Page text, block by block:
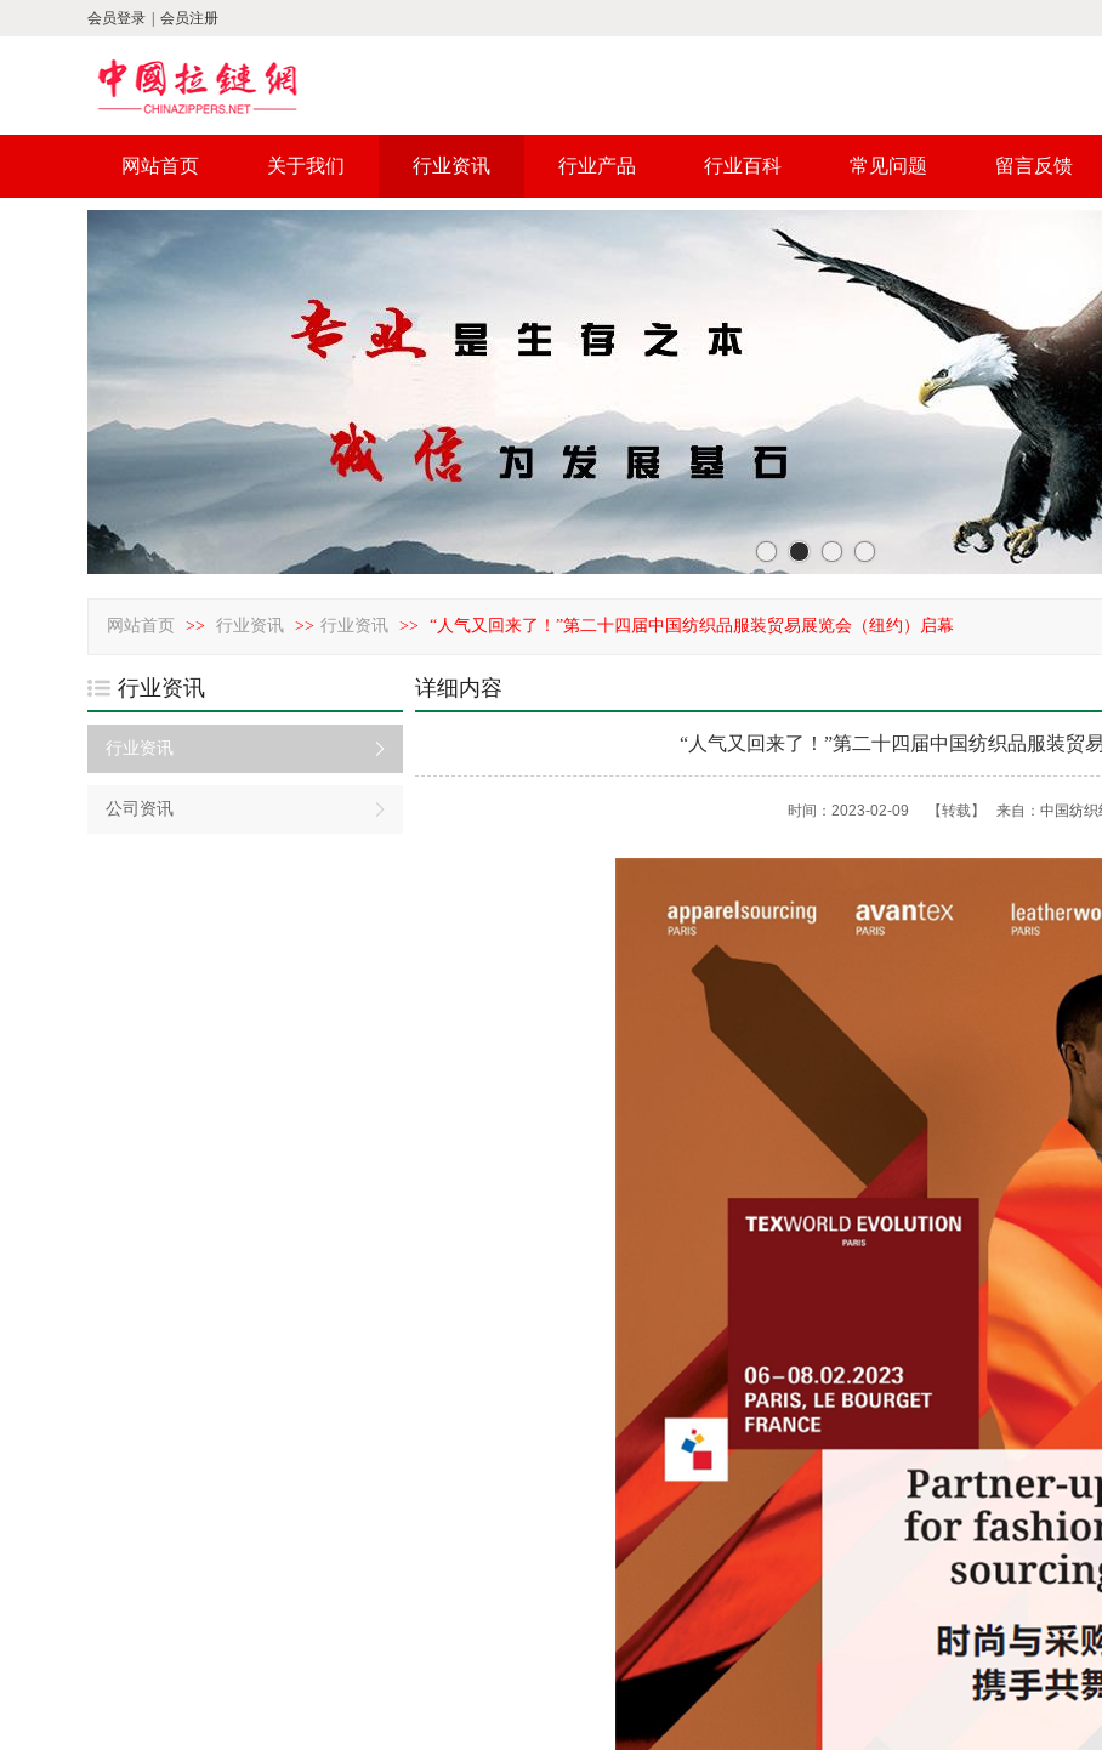
会员登录 会员注册
网站首页 关于我们 行业资讯 行业产品 行业百科 常见问题 留言反馈
网站首页 >> 行业资讯 >> 行业资讯 >> “人气又回来了！”第二十四届中国纺织品服装贸易展览会（纽约）启幕
行业资讯
行业资讯
公司资讯
详细内容
“人气又回来了！”第二十四届中国纺织品服装贸
时间：2023-02-09 【转载】 来自： 中国纺织